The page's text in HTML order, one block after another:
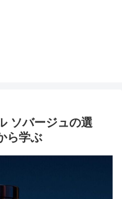
ソバージュの選
ら学ぶ